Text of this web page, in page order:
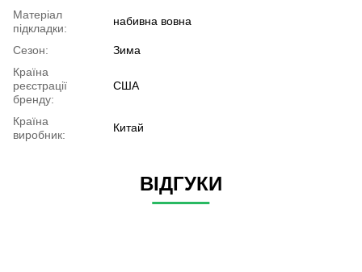
Матеріал
підкладки:
набивна вовна
Сезон:
Зима
Країна
реєстрації
бренду:
США
Країна
виробник:
Китай
ВІДГУКИ